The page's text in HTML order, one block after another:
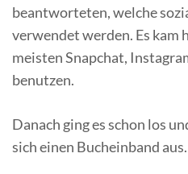
beantworteten, welche
verwendet werden. Es kam
meisten Snapchat,
benutzen.
Danach ging es schon los
sich einen Bucheinband aus.